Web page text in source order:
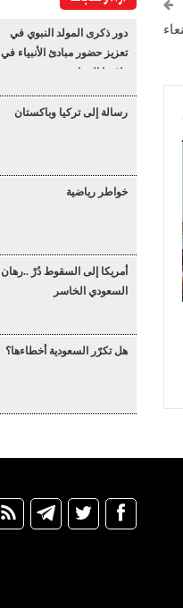
دور ذكرى المولد النبوي في
تعزيز حضور مبادئ الأنبياء في
واقعنا المعاصر
رسالة إلى تركيا وباكستان
خواطر رياضية
أمريكا إلى السقوط دُرْ ..رهان
السعودي الخاسر
هل تكرّر السعودية أخطاءها؟